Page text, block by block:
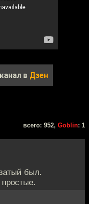
в Дзен
всего: 952, Goblin: 1
был.